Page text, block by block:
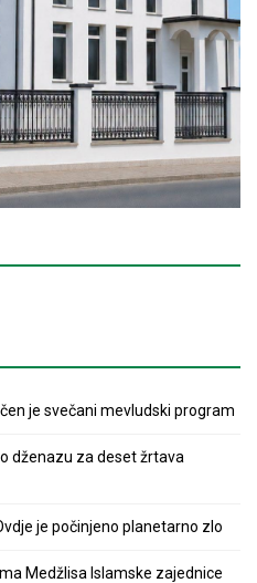
je svečani mevludski program
dženazu za deset žrtava
je počinjeno planetarno zlo
Medžlisa Islamske zajednice